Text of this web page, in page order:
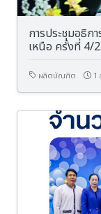
การประชุมอธิก
เหนือ ครั้งที่ 4/
ผลิตบัณฑิต 1